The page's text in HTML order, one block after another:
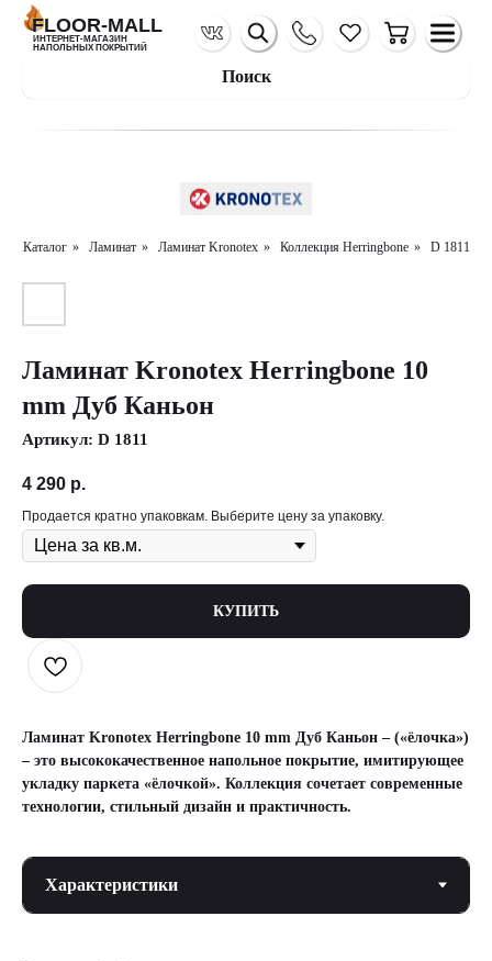
Поиск
FLOOR-MALL
ИНТЕРНЕТ-МАГАЗИН
НАПОЛЬНЫХ ПОКРЫТИЙ
Каталог » Ламинат » Ламинат Kronotex » Коллекция Herringbone » D 1811
Ламинат Kronotex Herringbone 10
mm Дуб Каньон
Артикул: D 1811
4 290 р.
Продается кратно упаковкам. Выберите цену за упаковку.
КУПИТЬ
Ламинат Kronotex Herringbone 10 mm Дуб Каньон – («ёлочка»)
– это высококачественное напольное покрытие, имитирующее
укладку паркета «ёлочкой». Коллекция сочетает современные
технологии, стильный дизайн и практичность.